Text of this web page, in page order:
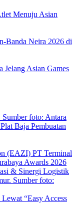
Menuju Asian
Banda Neira 2026 di
Jelang Asian Games
Baja Pembuatan
“Easy Access